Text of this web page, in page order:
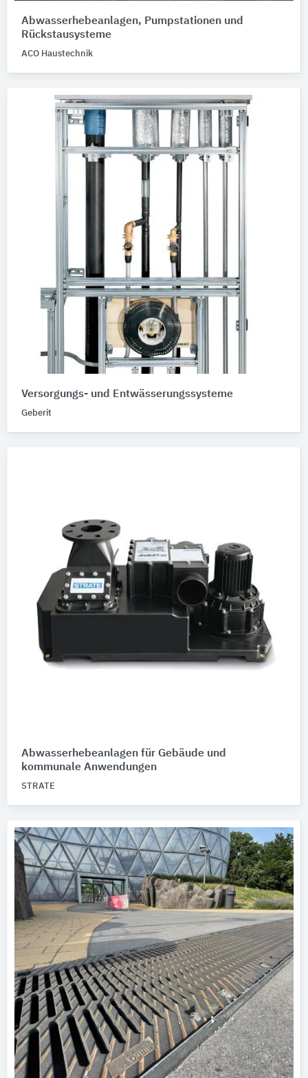
Abwasserhebeanlagen, Pumpstationen und
Rückstausysteme
ACO Haustechnik
Versorgungs- und Entwässerungssysteme
Geberit
Abwasserhebeanlagen für Gebäude und
kommunale Anwendungen
STRATE